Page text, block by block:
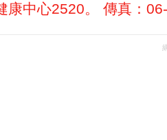
康中心2520。 傳真：